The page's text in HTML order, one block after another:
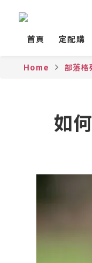
首頁
定配購
Home 部落格
如